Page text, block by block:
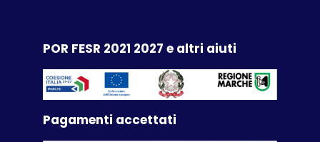
POR FESR 2021 2027 e altri aiuti
Pagamenti accettati